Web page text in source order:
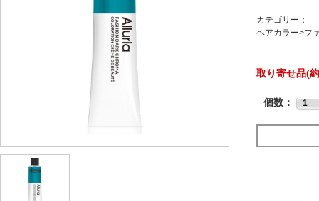
カテゴリー：
ヘアカラー>フ
取り寄せ品(
個数：